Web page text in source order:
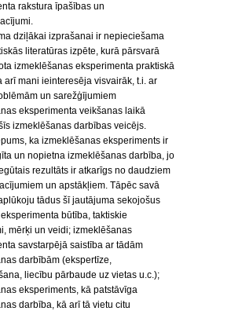
rakstura īpašības un
dziļākai izprašanai ir nepieciešama
literatūras izpēte, kurā pārsvarā
izmeklēšanas eksperimenta praktiskā
arī mani ieinteresēja visvairāk, t.i. ar
un sarežģījumiem
eksperimenta veikšanas laikā
izmeklēšanas darbības veicējs.
ka izmeklēšanas eksperiments ir
un nopietna izmeklēšanas darbība, jo
rezultāts ir atkarīgs no daudziem
un apstākļiem. Tāpēc savā
tādus šī jautājuma sekojošus
būtība, taktiskie
mērķi un veidi; izmeklēšanas
savstarpējā saistība ar tādām
darbībām (ekspertīze,
liecību pārbaude uz vietas u.c.);
eksperiments, kā patstāvīga
darbība, kā arī tā vietu citu